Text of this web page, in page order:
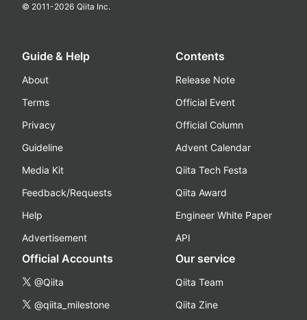
© 2011-2026 Qiita Inc.
Guide & Help
About
Terms
Privacy
Guideline
Media Kit
Feedback/Requests
Help
Advertisement
Contents
Release Note
Official Event
Official Column
Advent Calendar
Qiita Tech Festa
Qiita Award
Engineer White Paper
API
Official Accounts
@Qiita
@qiita_milestone
Our service
Qiita Team
Qiita Zine